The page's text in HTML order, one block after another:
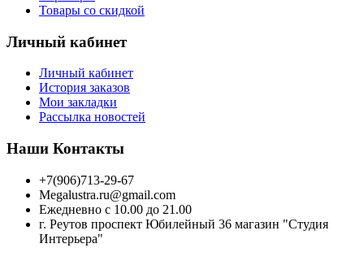
Товары со скидкой
Личный кабинет
Личный кабинет
История заказов
Мои закладки
Рассылка новостей
Наши Контакты
+7(906)713-29-67
Megalustra.ru@gmail.com
Ежедневно с 10.00 до 21.00
г. Реутов проспект Юбилейный 36 магазин "Студия
Интерьера"